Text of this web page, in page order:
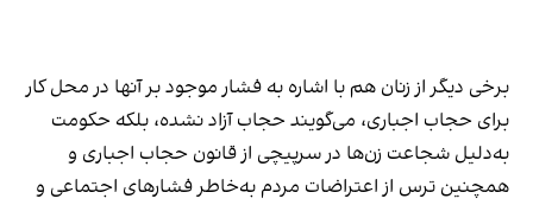
برخی دیگر از زنان هم با اشاره به فشار موجود بر آنها در محل کار
برای حجاب اجباری، می‌گویند حجاب آزاد نشده، بلکه حکومت
به‌دلیل شجاعت زن‌ها در سرپیچی از قانون حجاب اجباری و
همچنین ترس از اعتراضات مردم به‌خاطر فشارهای اجتماعی و